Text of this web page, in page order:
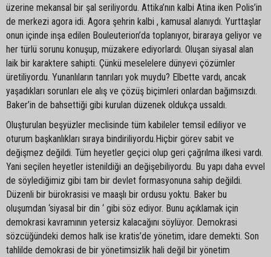
üzerine mekansal bir şal seriliyordu. Attika’nın kalbi Atina iken Polis’in
de merkezi agora idi. Agora şehrin kalbi , kamusal alanıydı. Yurttaşlar
onun içinde inşa edilen Bouleuterion’da toplanıyor, biraraya geliyor ve
her türlü sorunu konuşup, müzakere ediyorlardı. Oluşan siyasal alan
laik bir karaktere sahipti. Çünkü meselelere dünyevi çözümler
üretiliyordu. Yunanlıların tanrıları yok muydu? Elbette vardı, ancak
yaşadıkları sorunları ele alış ve çözüş biçimleri onlardan bağımsızdı.
Baker’in de bahsettiği gibi kurulan düzenek oldukça ussaldı.
Oluşturulan beşyüzler meclisinde tüm kabileler temsil ediliyor ve
oturum başkanlıkları sıraya bindiriliyordu.Hiçbir görev sabit ve
değişmez değildi. Tüm heyetler geçici olup geri çağrılma ilkesi vardı.
Yani seçilen heyetler istenildiği an değişebiliyordu. Bu yapı daha evvel
de söylediğimiz gibi tam bir devlet formasyonuna sahip değildi.
Düzenli bir bürokrasisi ve maaşlı bir ordusu yoktu. Baker bu
oluşumdan ‘siyasal bir din ‘ gibi söz ediyor. Bunu açıklamak için
demokrasi kavramının yetersiz kalacağını söylüyor. Demokrasi
sözcüğündeki demos halk ise kratis’de yönetim, idare demekti. Son
tahlilde demokrasi de bir yönetimsizlik hali değil bir yönetim